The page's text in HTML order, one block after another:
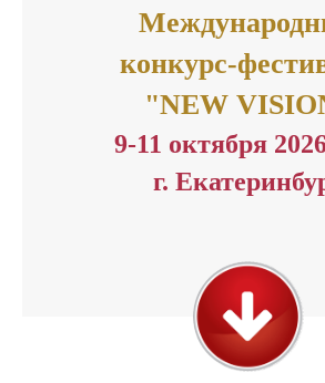
конкурс-
"NEW
9-11 октября
г.